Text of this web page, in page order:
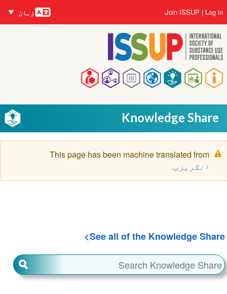
to
main
content
Main
navigation
User
account
menu
Log in
Join ISSUP زبانیں
زبان
Knowledge Share
Warning
message
This page has been machine translated from
انگریزی.
See all of the Knowledge Share